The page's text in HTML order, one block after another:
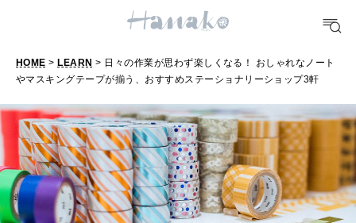
[12星座別] Monthly Love Holoscope
女神まり愛のタロットメッセージ
算命学がわかる今月のあなた
HEALTH
LEARN
知る、考える
HOME > LEARN > 日々の作業が思わず楽しくなる！ おしゃれなノート
やマスキングテープが揃う、おすすめステーショナリーショップ3軒